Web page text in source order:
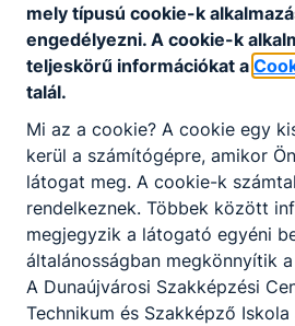
mely típusú cookie-k
engedélyezni. A cookie-k
teljeskörű információkat a
talál.
Mi az a cookie? A cookie egy
kerül a számítógépre, amikor
látogat meg. A cookie-k
rendelkeznek. Többek között
megjegyzik a látogató egyéni
általánosságban megkönnyítik
A Dunaújvárosi Szakképzési
Technikum és Szakképző